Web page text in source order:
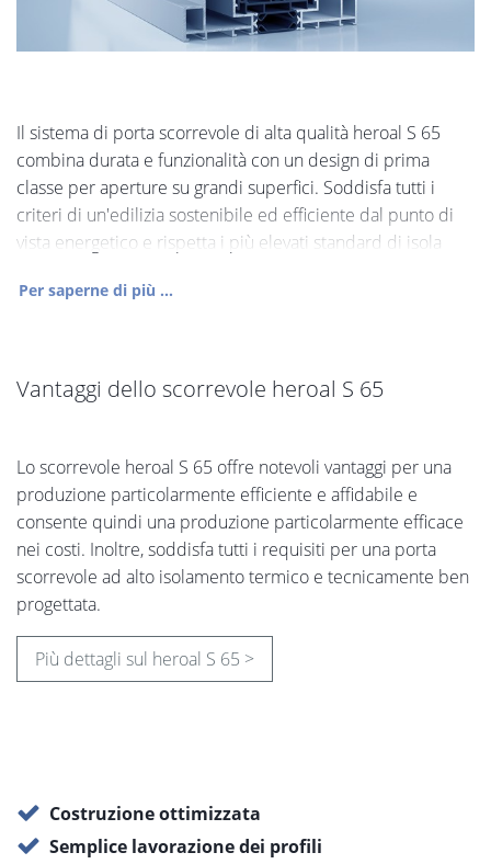
Il sistema di porta scorrevole di alta qualità heroal S 65
combina durata e funzionalità con un design di prima
classe per aperture su grandi superfici. Soddisfa tutti i
criteri di un'edilizia sostenibile ed efficiente dal punto di
vista energetico e rispetta i più elevati standard di isola
Per saperne di più ...
Vantaggi dello scorrevole heroal S 65
Lo scorrevole heroal S 65 offre notevoli vantaggi per una
produzione particolarmente efficiente e affidabile e
consente quindi una produzione particolarmente efficace
nei costi. Inoltre, soddisfa tutti i requisiti per una porta
scorrevole ad alto isolamento termico e tecnicamente ben
progettata.
Più dettagli sul heroal S 65 >
Costruzione ottimizzata
Semplice lavorazione dei profili